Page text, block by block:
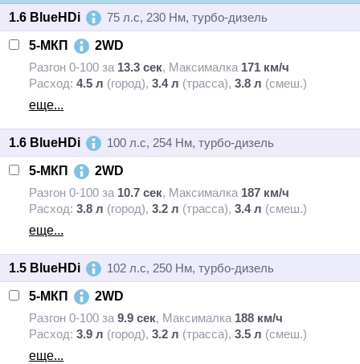
1.6 BlueHDi 75 л.с, 230 Нм, турбо-дизель
5-МКП
2WD
Разгон 0-100 за 13.3 сек, Максималка 171 км/ч
Расход: 4.5 л (город), 3.4 л (трасса), 3.8 л (смеш.)
еще...
1.6 BlueHDi 100 л.с, 254 Нм, турбо-дизель
5-МКП
2WD
Разгон 0-100 за 10.7 сек, Максималка 187 км/ч
Расход: 3.8 л (город), 3.2 л (трасса), 3.4 л (смеш.)
еще...
1.5 BlueHDi 102 л.с, 250 Нм, турбо-дизель
5-МКП
2WD
Разгон 0-100 за 9.9 сек, Максималка 188 км/ч
Расход: 3.9 л (город), 3.2 л (трасса), 3.5 л (смеш.)
еще...